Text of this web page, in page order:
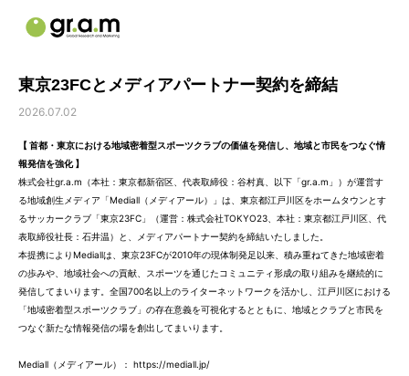
東京23FCとメディアパートナー契約を締結
2026.07.02
【 首都・東京における地域密着型スポーツクラブの価値を発信し、地域と市民をつなぐ情
報発信を強化 】
株式会社gr.a.m（本社：東京都新宿区、代表取締役：谷村真、以下「gr.a.m」）が運営す
る地域創生メディア「Mediall（メディアール）」は、東京都江戸川区をホームタウンとす
るサッカークラブ「東京23FC」（運営：株式会社TOKYO23、本社：東京都江戸川区、代
表取締役社長：石井温）と、メディアパートナー契約を締結いたしました。
本提携によりMediallは、東京23FCが2010年の現体制発足以来、積み重ねてきた地域密着
の歩みや、地域社会への貢献、スポーツを通じたコミュニティ形成の取り組みを継続的に
発信してまいります。全国700名以上のライターネットワークを活かし、江戸川区における
「地域密着型スポーツクラブ」の存在意義を可視化するとともに、地域とクラブと市民を
つなぐ新たな情報発信の場を創出してまいります。
Mediall（メディアール）： https://mediall.jp/